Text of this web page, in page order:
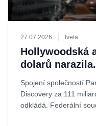
27.07.2026 Iveta
Hollywoodská
dolarů
Spojení společností
Discovery za 111
odkládá. Federální